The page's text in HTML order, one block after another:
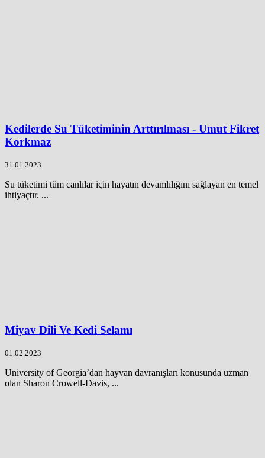
Kedilerde Su Tüketiminin Arttırılması - Umut Fikret
Korkmaz
31.01.2023
Su tüketimi tüm canlılar için hayatın devamlılığını sağlayan en temel
ihtiyaçtır. ...
Miyav Dili Ve Kedi Selamı
01.02.2023
University of Georgia’dan hayvan davranışları konusunda uzman
olan Sharon Crowell-Davis, ...